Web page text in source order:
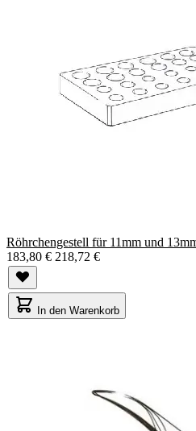
Röhrchengestell für 11mm und
183,80 € 218,72 €
In den Warenkorb